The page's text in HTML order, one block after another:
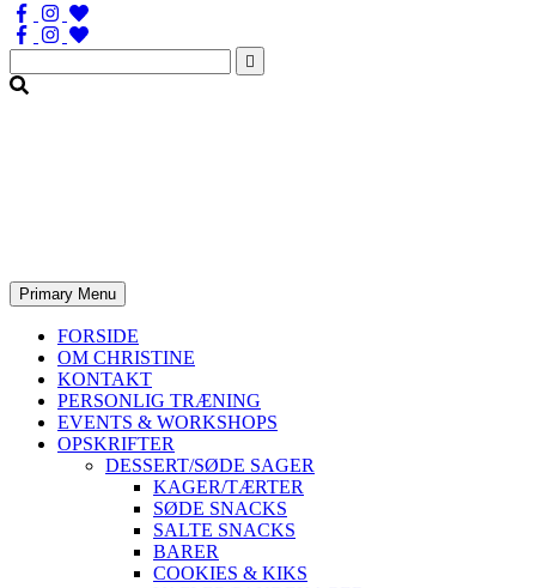
Søg
efter:
Primary Menu
FORSIDE
OM CHRISTINE
KONTAKT
PERSONLIG TRÆNING
EVENTS & WORKSHOPS
OPSKRIFTER
DESSERT/SØDE SAGER
KAGER/TÆRTER
SØDE SNACKS
SALTE SNACKS
BARER
COOKIES & KIKS